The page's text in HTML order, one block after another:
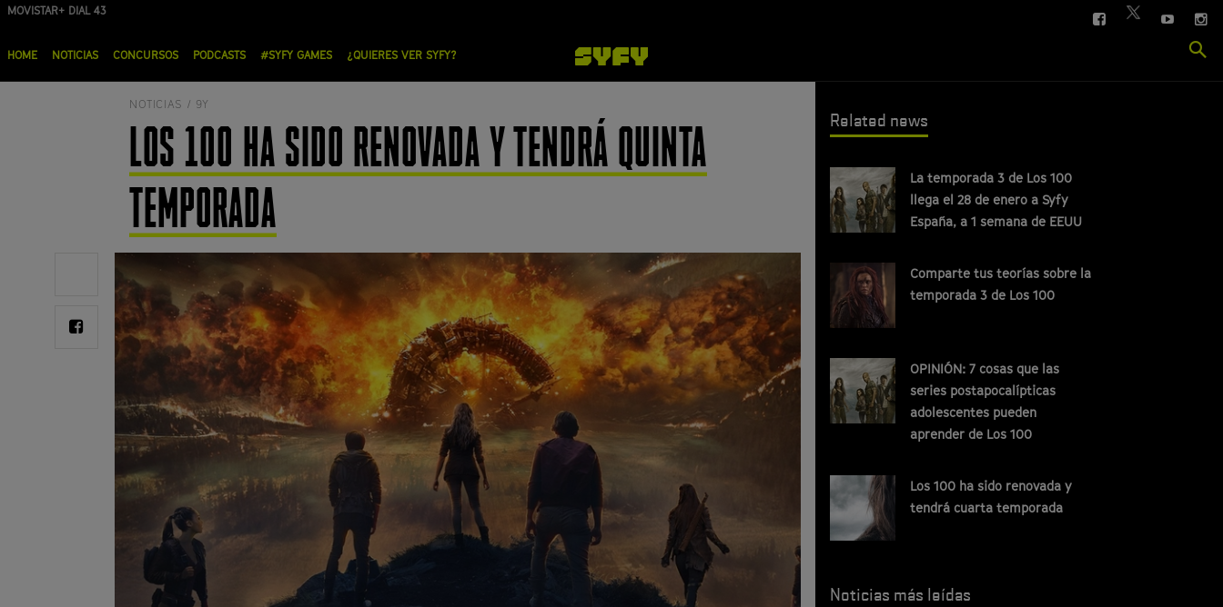
Pasar
contenido
MOVISTAR+ DIAL 43
ORANGE DIAL 19
FACEBOOK
TWITTER
YOUTUBE
principal
HOME NOTICIAS CONCURSOS PODCASTS #SYFY GAMES ¿QUIERES VER SYFY?
NOTICIAS / 9Y
LOS 100 HA SIDO RENOVADA Y TENDRÁ QUINTA
TEMPORADA
Twitter
Share
Facebook
Related news
La temporada 3 de Los 100
llega el 28 de enero a Syfy
España, a 1 semana de EEUU
Comparte tus teorías sobre la
temporada 3 de Los 100
OPINIÓN: 7 cosas que las
series postapocalípticas
adolescentes pueden
aprender de Los 100
Los 100 ha sido renovada y
tendrá cuarta temporada
Noticias más leídas